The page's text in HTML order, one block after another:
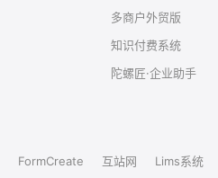
多商户外贸版
知识付费系统
陀螺匠·企业助手
FormCreate 互站网 Lims系统